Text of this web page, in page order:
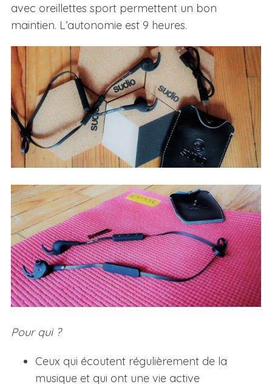
avec oreillettes sport permettent un bon
maintien. L’autonomie est 9 heures.
Pour qui ?
Ceux qui écoutent régulièrement de la
musique et qui ont une vie active